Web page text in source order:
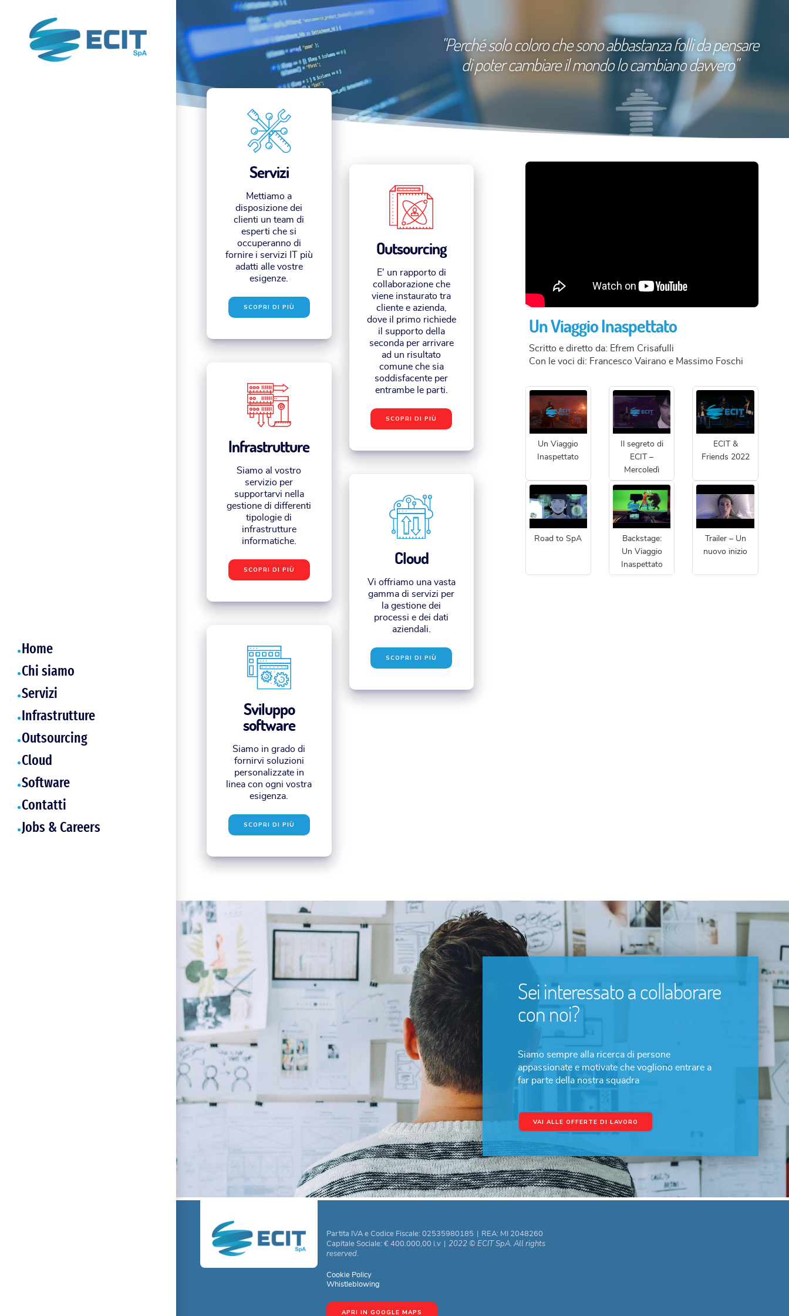
Home
Chi siamo
Servizi
Infrastrutture
Outsourcing
Cloud
Software
Contatti
Jobs & Careers
"Perché solo coloro che sono abbastanza folli da pensare
di poter cambiare il mondo lo cambiano davvero"
Servizi
Mettiamo a
disposizione dei
clienti un team di
esperti che si
occuperanno di
fornire i servizi IT più
adatti alle vostre
esigenze.
SCOPRI DI PIÙ
Infrastrutture
Siamo al vostro
servizio per
supportarvi nella
gestione di differenti
tipologie di
infrastrutture
informatiche.
SCOPRI DI PIÙ
Sviluppo
software
Siamo in grado di
fornirvi soluzioni
personalizzate in
linea con ogni vostra
esigenza.
SCOPRI DI PIÙ
Outsourcing
E' un rapporto di
collaborazione che
viene instaurato tra
cliente e azienda,
dove il primo richiede
il supporto della
seconda per arrivare
ad un risultato
comune che sia
soddisfacente per
entrambe le parti.
SCOPRI DI PIÙ
Cloud
Vi offriamo una vasta
gamma di servizi per
la gestione dei
processi e dei dati
aziendali.
SCOPRI DI PIÙ
Un Viaggio Inaspettato
Scritto e diretto da: Efrem Crisafulli
Con le voci di: Francesco Vairano e Massimo Foschi
Un Viaggio
Inaspettato
Il segreto di
ECIT –
Mercoledì
ECIT &
Friends 2022
Road to SpA
Backstage:
Un Viaggio
Inaspettato
Trailer – Un
nuovo inizio
Sei interessato a collaborare
con noi?
Siamo sempre alla ricerca di persone
appassionate e motivate che vogliono entrare a
far parte della nostra squadra
VAI ALLE OFFERTE DI LAVORO
Partita IVA e Codice Fiscale: 02535980185
REA: MI 2048260
Capitale Sociale: € 400.000,00 i.v
2022 © ECIT SpA. All rights
reserved.
Cookie Policy
Whistleblowing
APRI IN GOOGLE MAPS